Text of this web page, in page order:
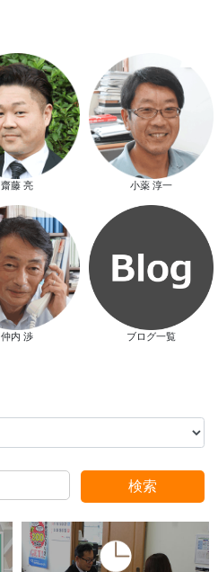
スマートハウス 完成見学会開催
新春特別キャンペーン
齋藤 亮 小薬 淳一
仲内 渉 ブログ一覧
検索